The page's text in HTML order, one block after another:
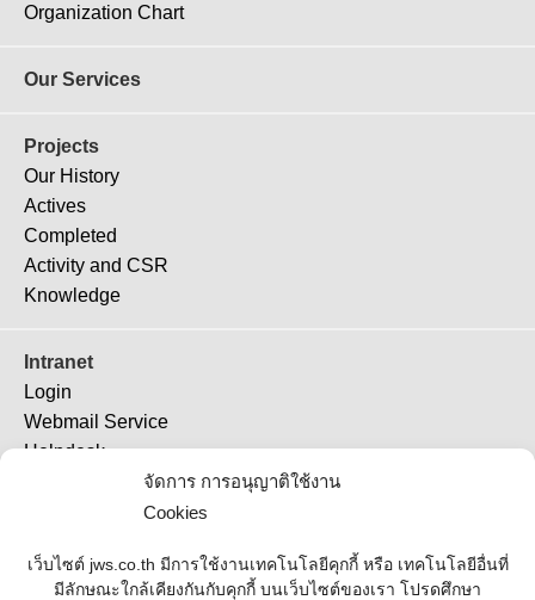
จัดการ การอนุญาติใช้งาน
Cookies
เว็บไซต์ jws.co.th มีการใช้งานเทคโนโลยีคุกกี้ หรือ เทคโนโลยีอื่นที่
มีลักษณะใกล้เคียงกันกับคุกกี้ บนเว็บไซต์ของเรา โปรดศึกษา
Organization Chart
Our Services
Projects
Our History
Actives
Completed
Activity and CSR
Knowledge
Intranet
Login
Webmail Service
Helpdesk
TeamViewer 11
TeamViewer (QS)